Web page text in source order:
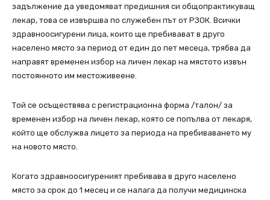
задължение да уведомяват предишния си общопрактикуващ
лекар, това се извършва по служебен път от РЗОК. Всички
здравноосигурени лица, които ще пребивават в друго
населено място за период от един до пет месеца, трябва да
направят временен избор на личен лекар на мястото извън
постоянното им местоживеене.
Той се осъществява с регистрационна форма /талон/ за
временен избор на личен лекар, която се попълва от лекаря,
който ще обслужва лицето за периода на пребиваването му
на новото място.
Когато здравноосигуреният пребивава в друго населено
място за срок до 1 месец и се налага да получи медицинска